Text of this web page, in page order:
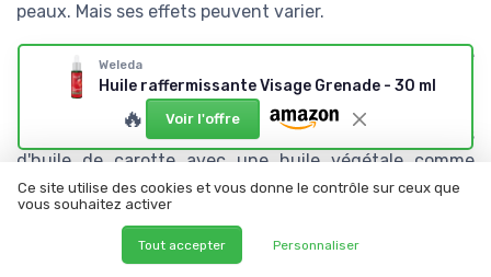
peaux. Mais ses effets peuvent varier.
Pour les peaux sèches et déshydratées :
L'huile de
carotte, grâce à ses propriétés nourrissantes et
régénératrices, aide à restaurer l'hydratation et à
réparer les peaux abîmées. Mélanger quelques gouttes
d'huile de carotte avec une huile végétale comme
l'huile d'amande douce peut maximiser les bienfaits
hydratants. Naomie Schoenfeld, spécialiste en
cosmétique bio, précise :"Les peaux sèches bénéficient
grandement de la richesse en vitamine A de l'huile de
Weleda
Huile raffermissante Visage Grenade - 30 ml
🔥 Voir l'offre
Ce site utilise des cookies et vous donne le contrôle sur ceux que
vous souhaitez activer
Tout accepter Personnaliser